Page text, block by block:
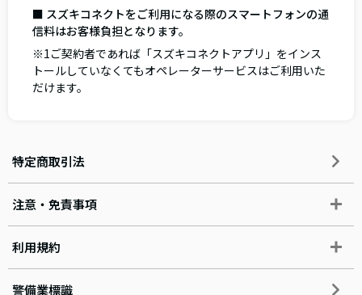
■ スズキコネクトをご利用になる際のスマートフォンの通
信料はお客様負担となります。
※1ご契約者であれば「スズキコネクトアプリ」をインス
トールしていなくてもオペレーターサービスはご利用いた
だけます。
特定商取引法
注意・免責事項
利用規約
警備業標識